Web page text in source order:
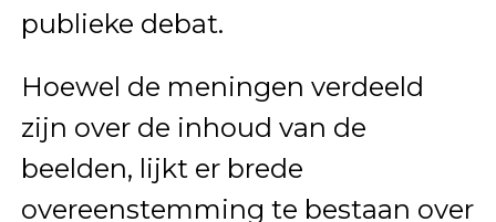
publieke debat.
Hoewel de meningen verdeeld
zijn over de inhoud van de
beelden, lijkt er brede
overeenstemming te bestaan over